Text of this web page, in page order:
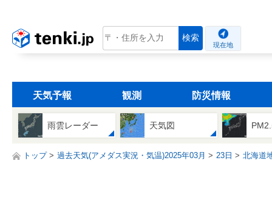
tenki.jp 検索
現在地
天気予報 観測 防災情報
雨雲レーダー 天気図
トップ 過去天気(アメダス実況・気温)2025年03月 23日 北海道